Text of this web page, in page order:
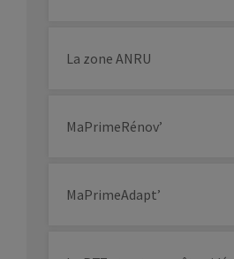
La zone ANRU
MaPrimeRénov’
MaPrimeAdapt’